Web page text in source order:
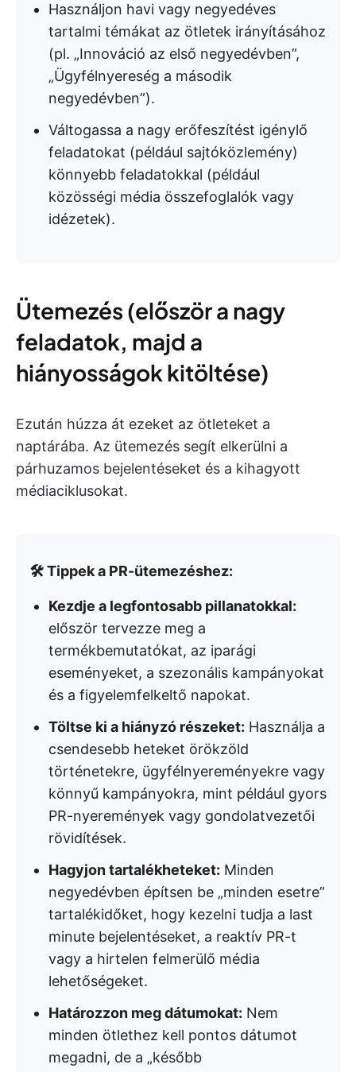
Használjon havi vagy negyedéves
tartalmi témákat az ötletek irányításához
(pl. „Innováció az első negyedévben”,
„Ügyfélnyereség a második
negyedévben”).
Váltogassa a nagy erőfeszítést igénylő
feladatokat (például sajtóközlemény)
könnyebb feladatokkal (például
közösségi média összefoglalók vagy
idézetek).
Ütemezés (először a nagy
feladatok, majd a
hiányosságok kitöltése)
Ezután húzza át ezeket az ötleteket a
naptárába. Az ütemezés segít elkerülni a
párhuzamos bejelentéseket és a kihagyott
médiaciklusokat.
🛠️ Tippek a PR-ütemezéshez:
Kezdje a legfontosabb pillanatokkal:
először tervezze meg a
termékbemutatókat, az iparági
eseményeket, a szezonális kampányokat
és a figyelemfelkeltő napokat.
Töltse ki a hiányzó részeket: Használja a
csendesebb heteket örökzöld
történetekre, ügyfélnyereményekre vagy
könnyű kampányokra, mint például gyors
PR-nyeremények vagy gondolatvezetői
rövidítések.
Hagyjon tartalékheteket: Minden
negyedévben építsen be „minden esetre”
tartalékidőket, hogy kezelni tudja a last
minute bejelentéseket, a reaktív PR-t
vagy a hirtelen felmerülő média
lehetőségeket.
Határozzon meg dátumokat: Nem
minden ötlethez kell pontos dátumot
megadni, de a „később